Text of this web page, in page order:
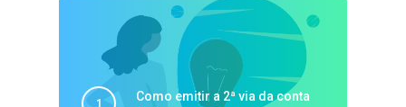
Como emitir a 2ª via da conta